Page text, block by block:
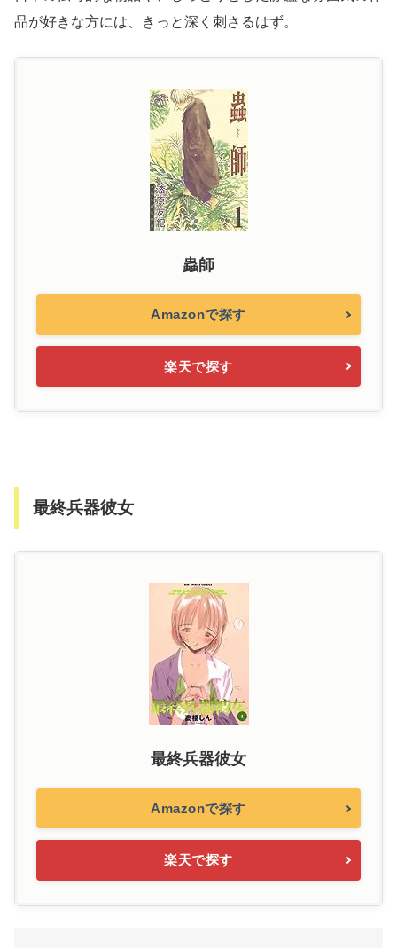
品が好きな方には、きっと深く刺さるはず。
蟲師
Amazonで探す
楽天で探す
最終兵器彼女
最終兵器彼女
Amazonで探す
楽天で探す